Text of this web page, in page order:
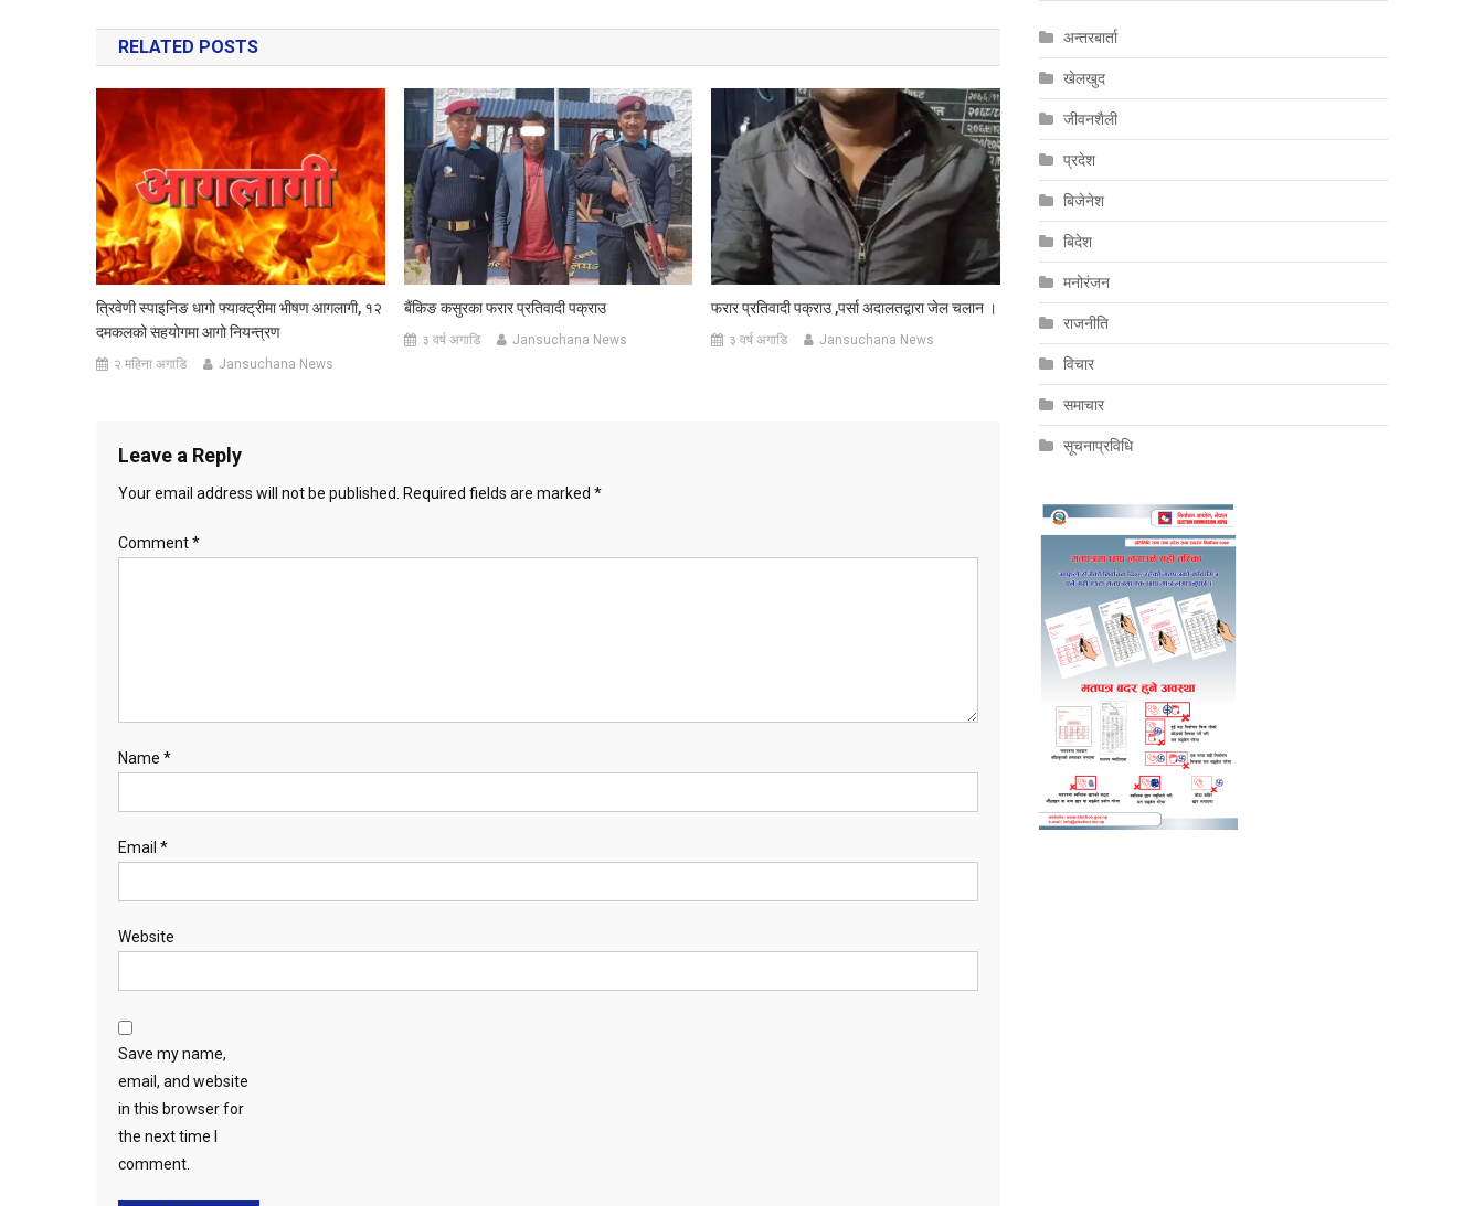
navigation
RELATED POSTS
त्रिवेणी स्पाइनिङ धागो फ्याक्ट्रीमा भीषण आगलागी, १२
दमकलको सहयोगमा आगो नियन्त्रण
२ महिना अगाडि Jansuchana News
बैंकिङ कसुरका फरार प्रतिवादी पक्राउ
३ वर्ष अगाडि Jansuchana News
फरार प्रतिवादी पक्राउ ,पर्सा अदालतद्वारा जेल चलान ।
३ वर्ष अगाडि Jansuchana News
Leave a Reply
Your email address will not be published. Required fields are marked *
Comment*
Name *
Email *
Website
Save my name,
email, and website
in this browser for
the next time I
comment.
अन्तरबार्ता
खेलखुद
जीवनशैली
प्रदेश
बिजेनेश
बिदेश
मनोरंजन
राजनीति
विचार
समाचार
सूचनाप्रविधि